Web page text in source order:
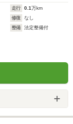
走行 0.1万km
修復
なし
整備
法定整備付